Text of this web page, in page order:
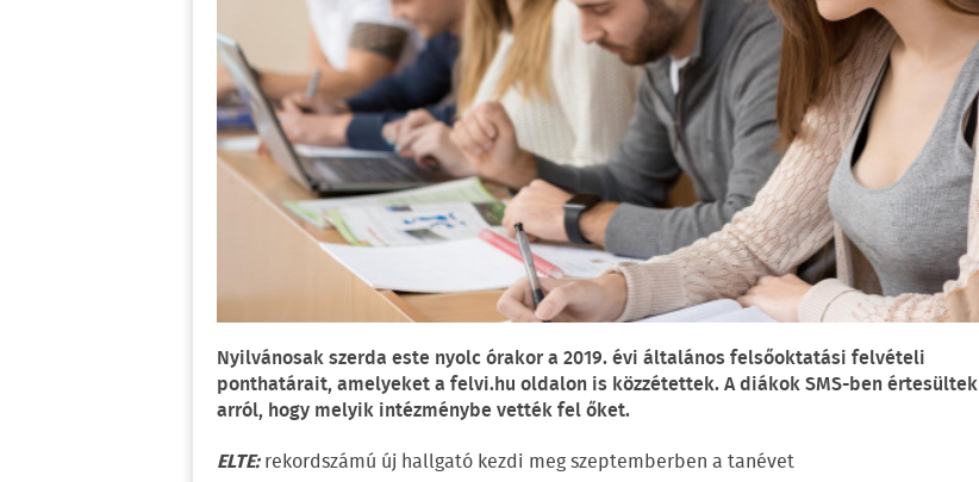
Nyilvánosak szerda este nyolc órakor a 2019. évi általános felsőoktatási felvételi
ponthatárait, amelyeket a felvi.hu oldalon is közzétettek. A diákok SMS-ben értesültek
arról, hogy melyik intézménybe vették fel őket.
ELTE:rekordszámú új hallgató kezdi meg szeptemberben a tanévet